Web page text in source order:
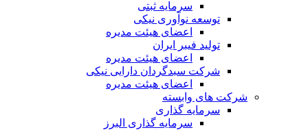
سرمایه ثبتی
توسعه نوآوری نیکی
اعضای هیئت مدیره
تولید فیبر ایران
اعضای هیئت مدیره
شرکت سبدگردان دارایی نیکی
اعضای هیئت مدیره
شرکت های وابسته
سرمایه گذاری
سرمایه گذاری البرز